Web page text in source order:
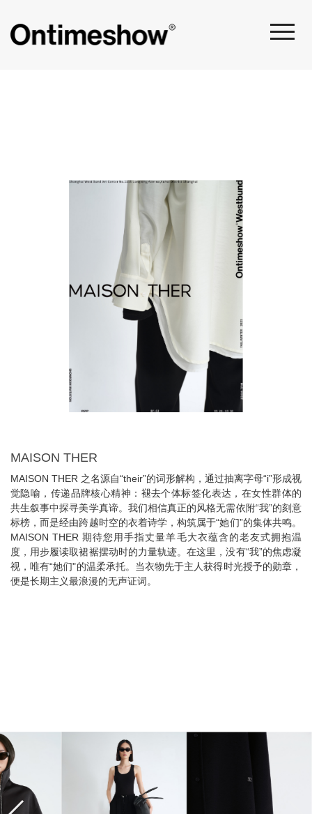
MAISON THER
MAISON THER 之名源自“their”的词形解构，通过抽离字母“i”形成视
觉隐喻，传递品牌核心精神：褪去个体标签化表达，在女性群体的
共生叙事中探寻美学真谛。我们相信真正的风格无需依附“我”的刻意
标榜，而是经由跨越时空的衣着诗学，构筑属于“她们”的集体共鸣。
MAISON THER 期待您用手指丈量羊毛大衣蕴含的老友式拥抱温
度，用步履读取裙裾摆动时的力量轨迹。在这里，没有“我”的焦虑凝
视，唯有“她们"的温柔承托。当衣物先于主人获得时光授予的勋章，
便是长期主义最浪漫的无声证词。